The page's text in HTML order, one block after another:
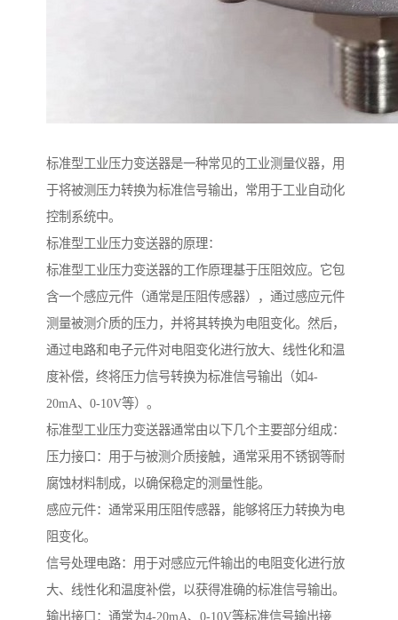
标准型工业压力变送器是一种常见的工业测量仪器，用
于将被测压力转换为标准信号输出，常用于工业自动化
控制系统中。
标准型工业压力变送器的原理：
标准型工业压力变送器的工作原理基于压阻效应。它包
含一个感应元件（通常是压阻传感器），通过感应元件
测量被测介质的压力，并将其转换为电阻变化。然后，
通过电路和电子元件对电阻变化进行放大、线性化和温
度补偿，终将压力信号转换为标准信号输出（如4-
20mA、0-10V等）。
标准型工业压力变送器通常由以下几个主要部分组成：
压力接口：用于与被测介质接触，通常采用不锈钢等耐
腐蚀材料制成，以确保稳定的测量性能。
感应元件：通常采用压阻传感器，能够将压力转换为电
阻变化。
信号处理电路：用于对感应元件输出的电阻变化进行放
大、线性化和温度补偿，以获得准确的标准信号输出。
输出接口：通常为4-20mA、0-10V等标准信号输出接